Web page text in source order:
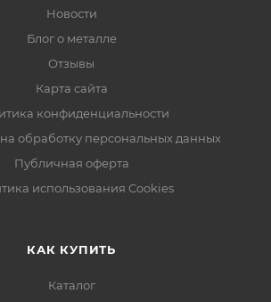
Новости
Блог о металле
Отзывы
Карта сайта
конфиденциальности
обработку персональных данных
Публичная оферта
использования Cookies
КАК КУПИТЬ
Каталог